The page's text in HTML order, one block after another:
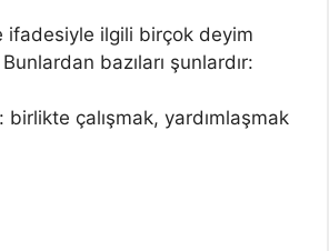
ifadesiyle ilgili birçok deyim
bazıları şunlardır:
birlikte çalışmak, yardımlaşmak